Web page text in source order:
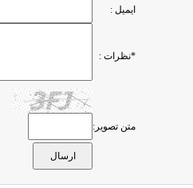
ایمیل :
*نظرات :
متن تصویر: